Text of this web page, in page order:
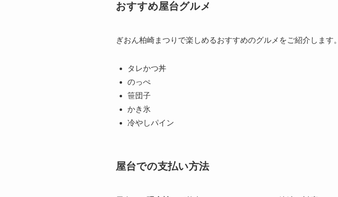
おすすめ屋台グルメ
ぎおん柏崎まつりで楽しめるおすすめのグルメをご紹介します。
タレかつ丼
のっぺ
笹団子
かき氷
冷やしパイン
屋台での支払い方法